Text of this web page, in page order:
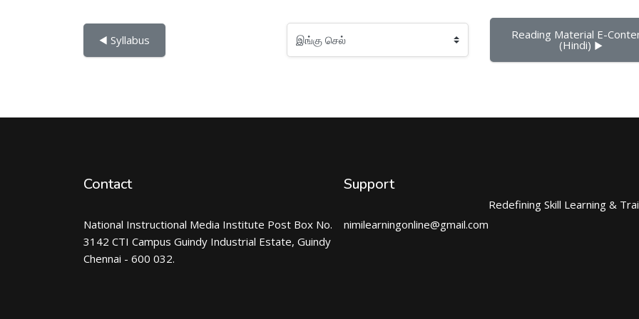
◀︎ Syllabus இங்கு செல் Reading Material E-
(Hindi) ▶︎
Contact
National Instructional Media Institute Post Box No.
3142 CTI Campus Guindy Industrial Estate, Guindy
Chennai - 600 032.
Support
nimilearningonline@gmail.com
Redefining Skill Learning &